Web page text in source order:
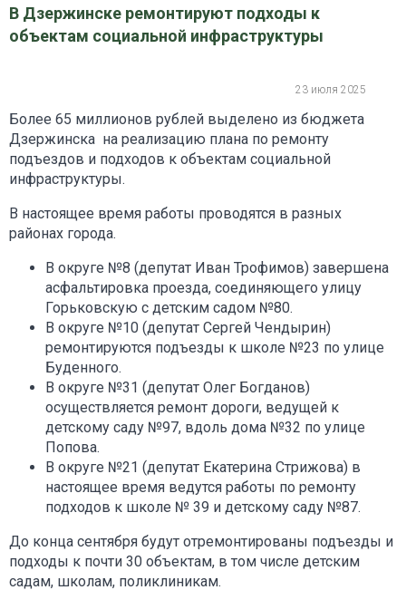
В Дзержинске ремонтируют подходы к
объектам социальной инфраструктуры
23 июля 2025
Более 65 миллионов рублей выделено из бюджета
Дзержинска на реализацию плана по ремонту
подъездов и подходов к объектам социальной
инфраструктуры.
В настоящее время работы проводятся в разных
районах города.
В округе №8 (депутат Иван Трофимов) завершена
асфальтировка проезда, соединяющего улицу
Горьковскую с детским садом №80.
В округе №10 (депутат Сергей Чендырин)
ремонтируются подъезды к школе №23 по улице
Буденного.
В округе №31 (депутат Олег Богданов)
осуществляется ремонт дороги, ведущей к
детскому саду №97, вдоль дома №32 по улице
Попова.
В округе №21 (депутат Екатерина Стрижова) в
настоящее время ведутся работы по ремонту
подходов к школе № 39 и детскому саду №87.
До конца сентября будут отремонтированы подъезды и
подходы к почти 30 объектам, в том числе детским
садам, школам, поликлиникам.